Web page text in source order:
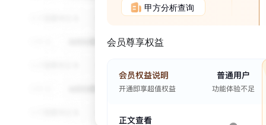
甲方分析查询
会员尊享权益